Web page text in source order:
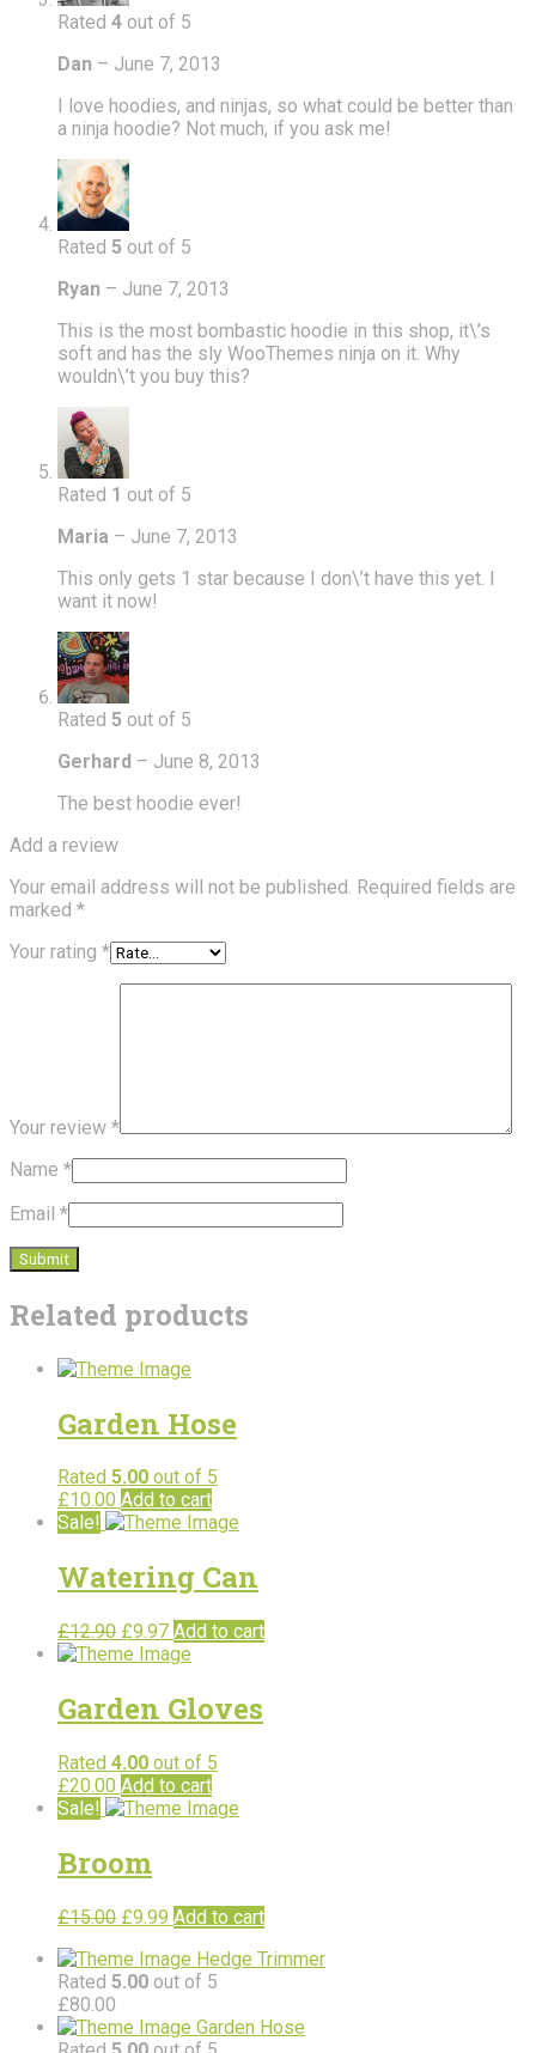
Rated 4 out of 5
Dan – June 7, 2013
I love hoodies, and ninjas, so what could be better than
a ninja hoodie? Not much, if you ask me!
Rated 5 out of 5
Ryan – June 7, 2013
This is the most bombastic hoodie in this shop, it\’s
soft and has the sly WooThemes ninja on it. Why
wouldn\’t you buy this?
Rated 1 out of 5
Maria – June 7, 2013
This only gets 1 star because I don\’t have this yet. I
want it now!
Rated 5 out of 5
Gerhard – June 8, 2013
The best hoodie ever!
Add a review
Your email address will not be published. Required fields are
marked *
Your rating *
Your review *
Name *
Email *
Related products
Garden Hose
Rated 5.00 out of 5
£10.00 Add to cart
Sale!
Watering Can
£12.90 £9.97 Add to cart
Garden Gloves
Rated 4.00 out of 5
£20.00 Add to cart
Sale!
Broom
£15.00 £9.99 Add to cart
Hedge Trimmer
Rated 5.00 out of 5
£80.00
Garden Hose